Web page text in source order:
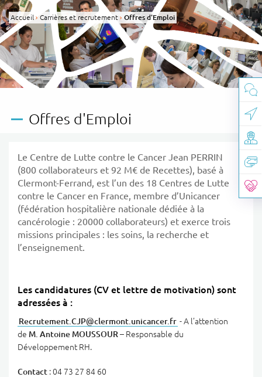
Accueil Carrières et recrutement Page active :
Offres d'Emploi
Offres d'Emploi
Le Centre de Lutte contre le Cancer Jean PERRIN
(800 collaborateurs et 92 M€ de Recettes), basé à
Clermont-Ferrand, est l’un des 18 Centres de Lutte
contre le Cancer en France, membre d’Unicancer
(fédération hospitalière nationale dédiée à la
cancérologie : 20000 collaborateurs) et exerce trois
missions principales : les soins, la recherche et
l’enseignement.
Les candidatures (CV et lettre de motivation) sont
adressées à :
Recrutement.CJP@clermont.unicancer. fr - A l’attention
de M. Antoine MOUSSOUR – Responsable du
Développement RH.
Contact : 04 73 27 84 60
Panneau de gestion des cookies